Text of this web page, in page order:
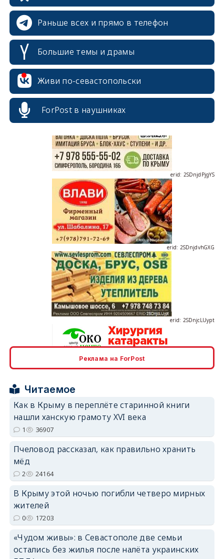
Раньше всех и прямо в телефон
Большие темы и драмы
Живи по-севастопольски
ForPost в наушниках
erid: 2SDnjcrDNw6
erid: 2SDnjdvhGXG
erid: 2SDnjdPjgYS
Реклама на ForPost
Читаемое
Как в Крыму в переплёте старинной книги
нашли ханскую грамоту XVI века
1 36907
Пчеловод рассказал, как правильно хранить
мёд
2 24164
В Крыму этой ночью погибли четверо мирных
жителей
0 17203
«Чудом живы»: в Севастополе две семьи
остались без жилья после налёта украинских